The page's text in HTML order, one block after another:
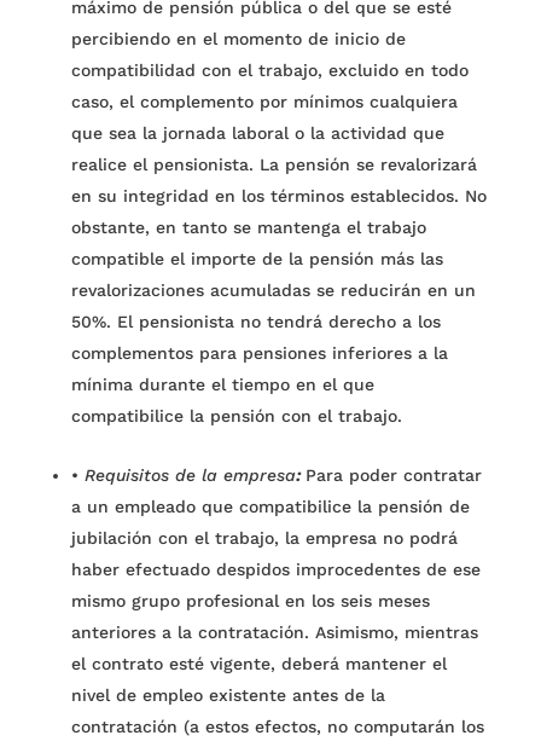
máximo de pensión pública o del que se esté
percibiendo en el momento de inicio de
compatibilidad con el trabajo, excluido en todo
caso, el complemento por mínimos cualquiera
que sea la jornada laboral o la actividad que
realice el pensionista. La pensión se revalorizará
en su integridad en los términos establecidos. No
obstante, en tanto se mantenga el trabajo
compatible el importe de la pensión más las
revalorizaciones acumuladas se reducirán en un
50%. El pensionista no tendrá derecho a los
complementos para pensiones inferiores a la
mínima durante el tiempo en el que
compatibilice la pensión con el trabajo.
• Requisitos de la empresa: Para poder contratar
a un empleado que compatibilice la pensión de
jubilación con el trabajo, la empresa no podrá
haber efectuado despidos improcedentes de ese
mismo grupo profesional en los seis meses
anteriores a la contratación. Asimismo, mientras
el contrato esté vigente, deberá mantener el
nivel de empleo existente antes de la
contratación (a estos efectos, no computarán los